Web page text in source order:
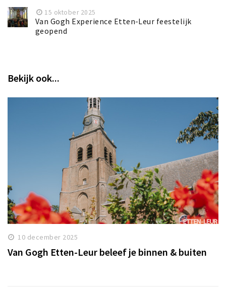
15 oktober 2025
Van Gogh Experience Etten-Leur feestelijk
geopend
Bekijk ook...
10 december 2025
Van Gogh Etten-Leur beleef je binnen & buiten